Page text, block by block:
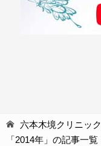
六本木境クリニック
「2014年」の記事一覧